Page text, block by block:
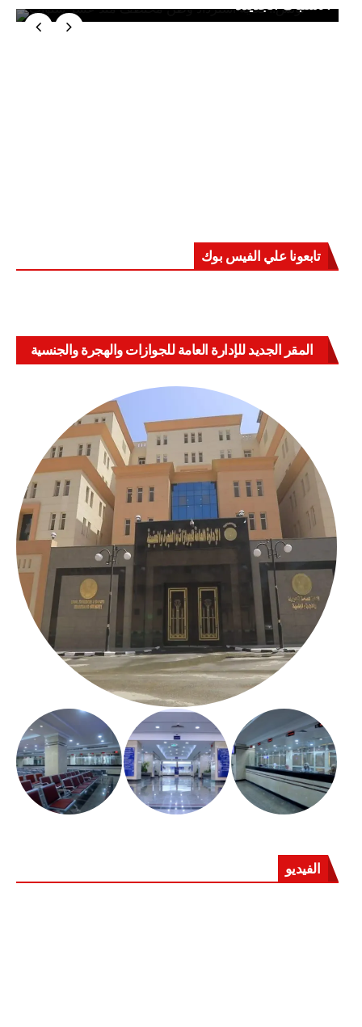
تابعونا علي الفيس بوك
المقر الجديد للإدارة العامة للجوازات والهجرة والجنسية
الفيديو